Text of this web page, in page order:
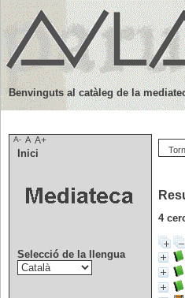
4
Benvinguts al catàleg de la
A- A A+
Inici
Selecció de la llengua